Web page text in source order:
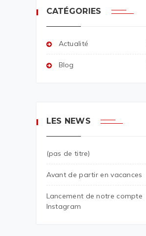
CATÉGORIES
Actualité
Blog
LES NEWS
(pas de titre)
Avant de partir en vacances
Lancement de notre compte
Instagram